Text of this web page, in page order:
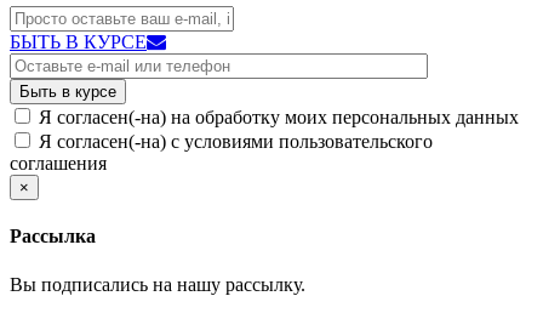
БЫТЬ В КУРСЕ
Я согласен(-на) на обработку моих персональных данных
Я согласен(-на) с условиями пользовательского
соглашения
×
Рассылка
Вы подписались на нашу рассылку.